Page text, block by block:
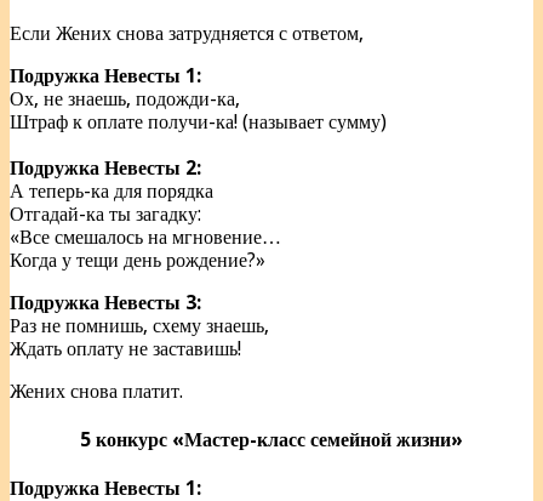
Если Жених снова затрудняется с ответом,
Подружка Невесты 1:
Ох, не знаешь, подожди-ка,
Штраф к оплате получи-ка! (называет сумму)
Подружка Невесты 2:
А теперь-ка для порядка
Отгадай-ка ты загадку:
«Все смешалось на мгновение…
Когда у тещи день рождение?»
Подружка Невесты 3:
Раз не помнишь, схему знаешь,
Ждать оплату не заставишь!
Жених снова платит.
5 конкурс «Мастер-класс семейной жизни»
Подружка Невесты 1: